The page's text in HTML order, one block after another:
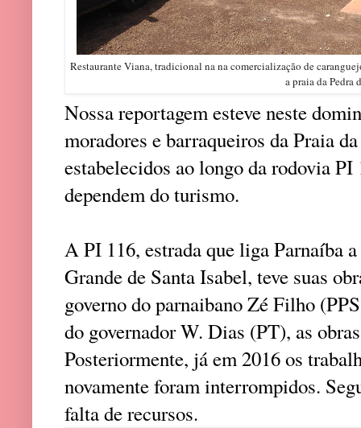
Restaurante Viana, tradicional na na comercialização de
a praia da Pedra
Nossa reportagem esteve neste
moradores e barraqueiros da Praia
estabelecidos ao longo da rodovia PI
dependem do turismo.
A PI 116, estrada que liga Parnaíba
Grande de Santa Isabel, teve suas
governo do parnaibano Zé Filho
do governador W. Dias (PT), as
Posteriormente, já em 2016 os
novamente foram interrompidos.
falta de recursos.